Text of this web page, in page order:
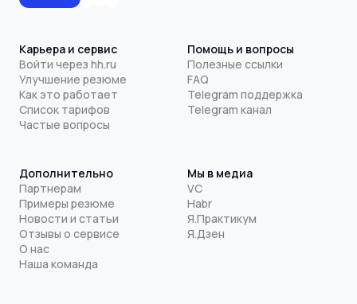
Карьера и сервис
Войти через hh.ru
Улучшение резюме
Как это работает
Список тарифов
Частые вопросы
Помощь и вопросы
Полезные ссылки
FAQ
Telegram поддержка
Telegram канал
Дополнительно
Партнерам
Примеры резюме
Новости и статьи
Отзывы о сервисе
О нас
Наша команда
Мы в медиа
VC
Habr
Я.Практикум
Я.Дзен